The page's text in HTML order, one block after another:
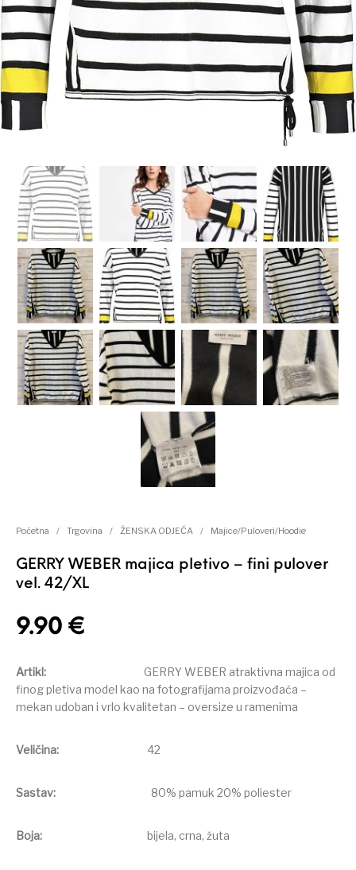
Kategorije proizvoda
Početna / Trgovina / ŽENSKA ODJEĆA / Majice/Puloveri/Hoodie
GERRY WEBER majica pletivo – fini pulover
vel. 42/XL
9.90€
Artikl: GERRY WEBER atraktivna majica od
finog pletiva model kao na fotografijama proizvođaća –
mekan udoban i vrlo kvalitetan – oversize u ramenima
Veličina: 42
Sastav: 80% pamuk 20% poliester
Boja:bijela, crna, žuta